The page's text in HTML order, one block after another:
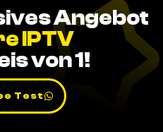
Angebot
IPTV
von 1!
Test